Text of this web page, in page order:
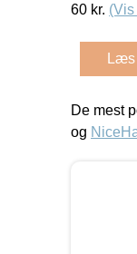
60 kr.
Læs
De mest
og